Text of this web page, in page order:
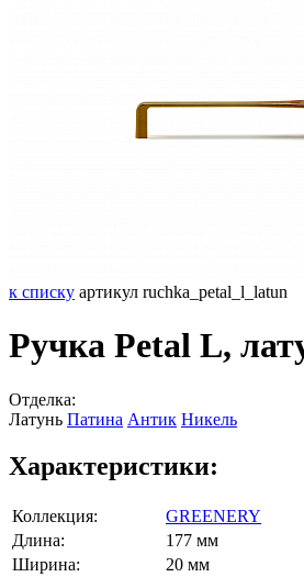
к списку артикул ruchka_petal_l_latun
Ручка Petal L,
Отделка:
Латунь Патина Антик Никель
Характеристики:
Коллекция:
GREENERY
Длина:
177 мм
Ширина:
20 мм